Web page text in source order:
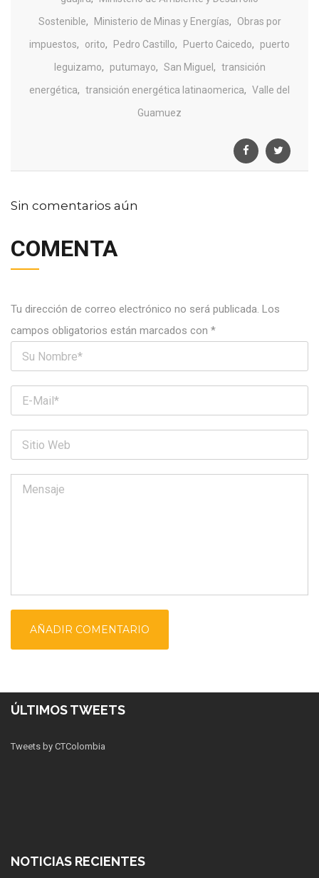
Sostenible, Ministerio de Minas y Energías,
Obras por
impuestos, orito, Pedro Castillo, Puerto Caicedo,
puerto
leguizamo, putumayo, San Miguel , transición
energética, transición energética latinaomerica, Valle del
Guamuez
Sin comentarios aún
COMENTA
Tu dirección de correo electrónico no será publicada. Los
campos obligatorios están marcados con *
ÚLTIMOS TWEETS
Tweets by CTColombia
NOTICIAS RECIENTES